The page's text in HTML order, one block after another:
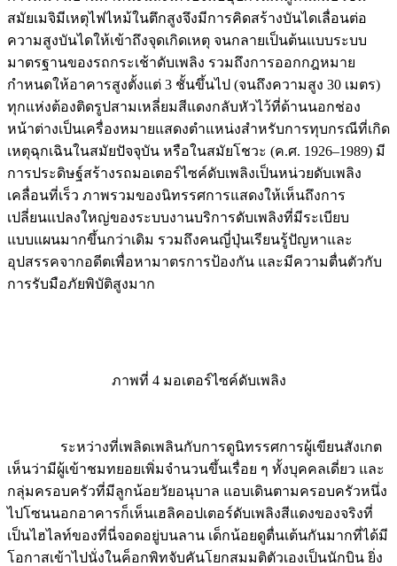
สมัยเมจิมีเหตุไฟไหม้ในตึกสูงจึงมีการคิดสร้างบันไดเลื่อนต่อ
ความสูงบันไดให้เข้าถึงจุดเกิดเหตุ จนกลายเป็นต้นแบบระบบ
มาตรฐานของรถกระเช้าดับเพลิง รวมถึงการออกกฎหมาย
กำหนดให้อาคารสูงตั้งแต่ 3 ชั้นขึ้นไป (จนถึงความสูง 30 เมตร)
ทุกแห่งต้องติดรูปสามเหลี่ยมสีแดงกลับหัวไว้ที่ด้านนอกช่อง
หน้าต่างเป็นเครื่องหมายแสดงตำแหน่งสำหรับการทุบกรณีที่เกิด
เหตุฉุกเฉินในสมัยปัจจุบัน หรือในสมัยโชวะ (ค.ศ. 1926–1989) มี
การประดิษฐ์สร้างรถมอเตอร์ไซค์ดับเพลิงเป็นหน่วยดับเพลิง
เคลื่อนที่เร็ว ภาพรวมของนิทรรศการแสดงให้เห็นถึงการ
เปลี่ยนแปลงใหญ่ของระบบงานบริการดับเพลิงที่มีระเบียบ
แบบแผนมากขึ้นกว่าเดิม รวมถึงคนญี่ปุ่นเรียนรู้ปัญหาและ
อุปสรรคจากอดีตเพื่อหามาตรการป้องกัน และมีความตื่นตัวกับ
การรับมือภัยพิบัติสูงมาก
ภาพที่ 4 มอเตอร์ไซค์ดับเพลิง
ระหว่างที่เพลิดเพลินกับการดูนิทรรศการผู้เขียนสังเกต
เห็นว่ามีผู้เข้าชมทยอยเพิ่มจำนวนขึ้นเรื่อย ๆ ทั้งบุคคลเดี่ยว และ
กลุ่มครอบครัวที่มีลูกน้อยวัยอนุบาล แอบเดินตามครอบครัวหนึ่ง
ไปโซนนอกอาคารก็เห็นเฮลิคอปเตอร์ดับเพลิงสีแดงของจริงที่
เป็นไฮไลท์ของที่นี่จอดอยู่บนลาน เด็กน้อยดูตื่นเต้นกันมากที่ได้มี
โอกาสเข้าไปนั่งในค็อกพิทจับคันโยกสมมติตัวเองเป็นนักบิน ยิ่ง